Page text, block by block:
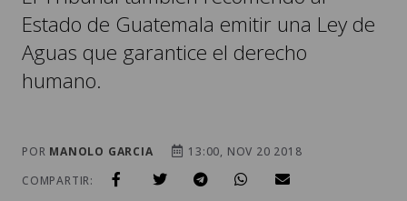
Estado de Guatemala emitir una Ley de
Aguas que garantice el derecho
humano.
POR MANOLO GARCIA
13:00, NOV 20 2018
COMPARTIR: